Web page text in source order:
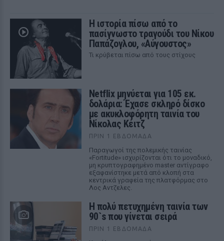
Η ιστορία πίσω από το
πασίγνωστο τραγούδι του Νίκου
Παπάζογλου, «Αύγουστος»
Τι κρύβεται πίσω από τους στίχους
Netflix μηνύεται για 105 εκ.
δολάρια: Έχασε σκληρό δίσκο
με ακυκλοφόρητη ταινία του
Νίκολας Κέιτζ
ΠΡΙΝ 1 ΕΒΔΟΜΆΔΑ
Παραγωγοί της πολεμικής ταινίας
«Fortitude» ισχυρίζονται ότι το μοναδικό,
μη κρυπτογραφημένο master αντίγραφο
εξαφανίστηκε μετά από κλοπή στα
κεντρικά γραφεία της πλατφόρμας στο
Λος Αντζελες.
Η πολύ πετυχημένη ταινία των
90`s που γίνεται σειρά
ΠΡΙΝ 1 ΕΒΔΟΜΆΔΑ